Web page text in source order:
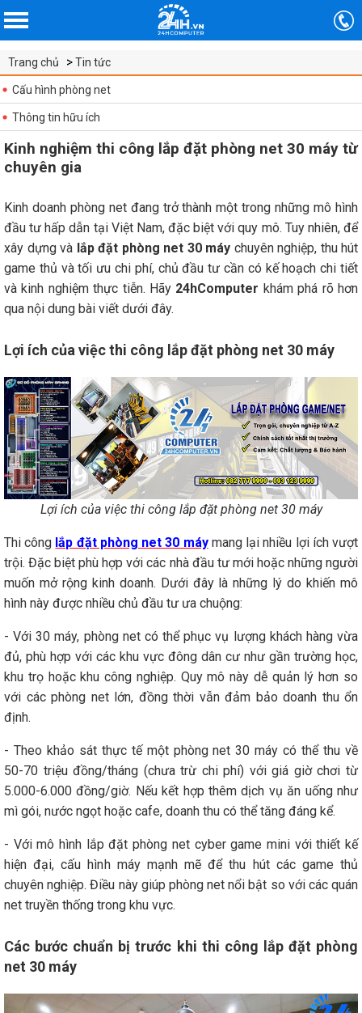
Trang chủ Tin tức
Cấu hình phòng net
Thông tin hữu ích
Kinh nghiệm thi công lắp đặt phòng net 30 máy từ
chuyên gia
Kinh doanh phòng net đang trở thành một trong những mô hình
đầu tư hấp dẫn tại Việt Nam, đặc biệt với quy mô. Tuy nhiên, để
xây dựng và lắp đặt phòng net 30 máy chuyên nghiệp, thu hút
game thủ và tối ưu chi phí, chủ đầu tư cần có kế hoạch chi tiết
và kinh nghiệm thực tiễn. Hãy 24hComputer khám phá rõ hơn
qua nội dung bài viết dưới đây.
Lợi ích của việc thi công lắp đặt phòng net 30 máy
Lợi ích của việc thi công lắp đặt phòng net 30 máy
Thi công lắp đặt phòng net 30 máymang lại nhiều lợi ích vượt
trội. Đặc biệt phù hợp với các nhà đầu tư mới hoặc những người
muốn mở rộng kinh doanh. Dưới đây là những lý do khiến mô
hình này được nhiều chủ đầu tư ưa chuộng:
- Với 30 máy, phòng net có thể phục vụ lượng khách hàng vừa
đủ, phù hợp với các khu vực đông dân cư như gần trường học,
khu trọ hoặc khu công nghiệp. Quy mô này dễ quản lý hơn so
với các phòng net lớn, đồng thời vẫn đảm bảo doanh thu ổn
định.
- Theo khảo sát thực tế một phòng net 30 máy có thể thu về
50-70 triệu đồng/tháng (chưa trừ chi phí) với giá giờ chơi từ
5.000-6.000 đồng/giờ. Nếu kết hợp thêm dịch vụ ăn uống như
mì gói, nước ngọt hoặc cafe, doanh thu có thể tăng đáng kể.
- Với mô hình lắp đặt phòng net cyber game mini với thiết kế
hiện đại, cấu hình máy mạnh mẽ để thu hút các game thủ
chuyên nghiệp. Điều này giúp phòng net nổi bật so với các quán
net truyền thống trong khu vực.
Các bước chuẩn bị trước khi thi công lắp đặt phòng
net 30 máy